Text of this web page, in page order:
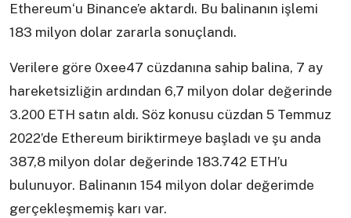
Ethereum‘u Binance’e aktardı. Bu balinanın işlemi
183 milyon dolar zararla sonuçlandı.
Verilere göre 0xee47 cüzdanına sahip balina, 7 ay
hareketsizliğin ardından 6,7 milyon dolar değerinde
3.200 ETH satın aldı. Söz konusu cüzdan 5 Temmuz
2022’de Ethereum biriktirmeye başladı ve şu anda
387,8 milyon dolar değerinde 183.742 ETH’u
bulunuyor. Balinanın 154 milyon dolar değerimde
gerçekleşmemiş karı var.